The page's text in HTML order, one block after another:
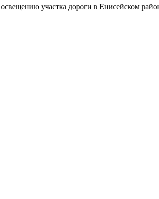
участка дороги в Енисейском